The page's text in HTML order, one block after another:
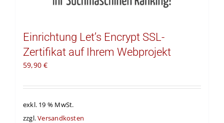
Einrichtung Let’s Encrypt SSL-
Zertifikat auf Ihrem Webprojekt
59,90€
exkl. 19 % MwSt.
zzgl.Versandkosten